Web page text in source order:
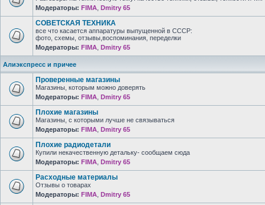
Модераторы: FIMA Dmitry 65
СОВЕТСКАЯ ТЕХНИКА
все что касается аппаратуры выпущенной в СССР:
фото, схемы, отзывы,воспоминания, переделки
Модераторы: FIMA Dmitry 65
Алиэкспресс и причее
Проверенные магазины
Магазины, которым можно доверять
Модераторы: FIMA Dmitry 65
Плохие магазины
Магазины, с которыми лучше не связываться
Модераторы: FIMA Dmitry 65
Плохие радиодетали
Купили некачественную детальку- сообщаем сюда
Модераторы: FIMA Dmitry 65
Расходные материалы
Отзывы о товарах
Модераторы: FIMA Dmitry 65